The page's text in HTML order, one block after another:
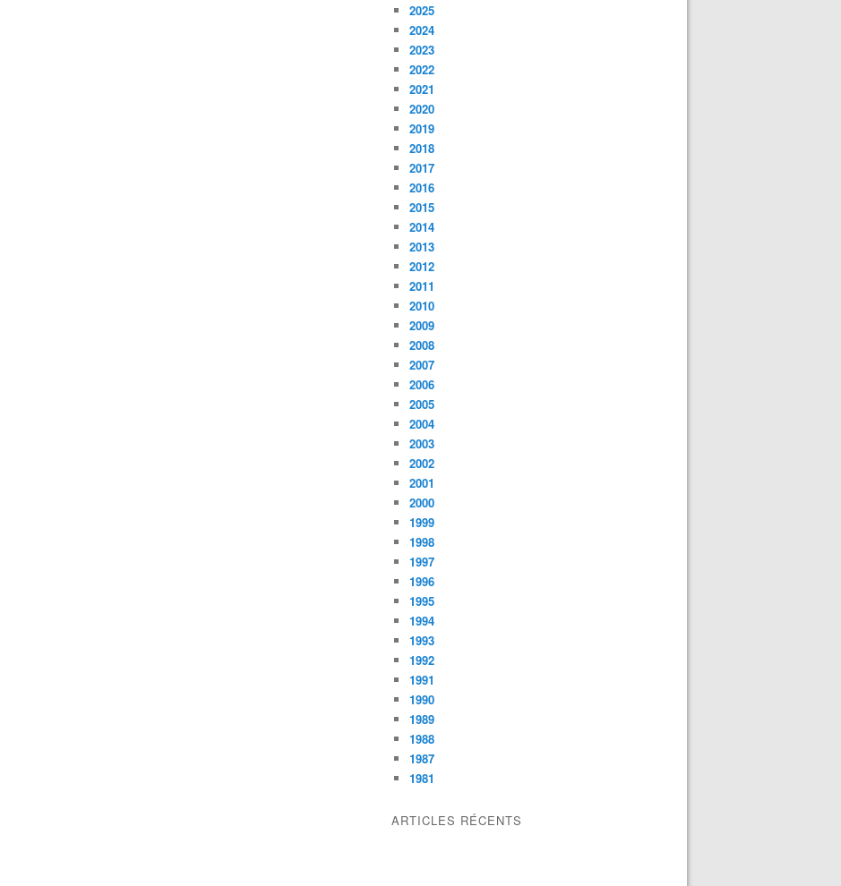
2025
2024
2023
2022
2021
2020
2019
2018
2017
2016
2015
2014
2013
2012
2011
2010
2009
2008
2007
2006
2005
2004
2003
2002
2001
2000
1999
1998
1997
1996
1995
1994
1993
1992
1991
1990
1989
1988
1987
1981
ARTICLES RÉCENTS